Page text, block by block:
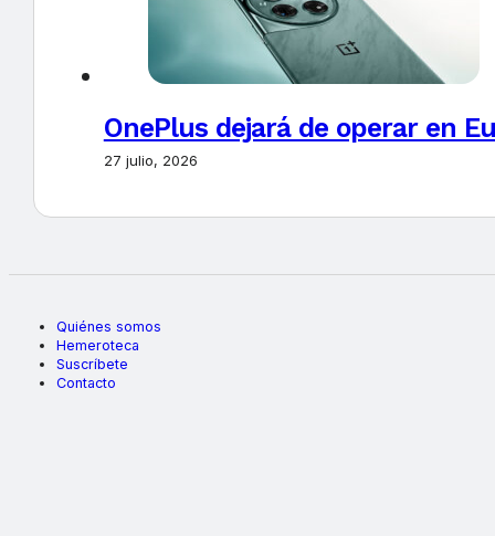
OnePlus dejará de operar en
27 julio, 2026
Quiénes somos
Hemeroteca
Suscríbete
Contacto